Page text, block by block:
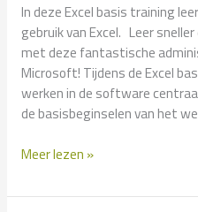
In deze Excel basis training
gebruik van Excel. Leer
met deze fantastische
Microsoft! Tijdens de Excel
werken in de software
de basisbeginselen van het
Excel
Meer lezen »